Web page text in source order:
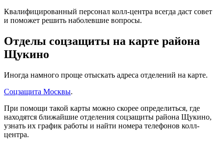
Квалифицированный персонал колл-центра всегда даст совет
и поможет решить наболевшие вопросы.
Отделы соцзащиты на карте района
Щукино
Иногда намного проще отыскать адреса отделений на карте.
Соцзащита Москвы.
При помощи такой карты можно скорее определиться, где
находятся ближайшие отделения соцзащиты района Щукино,
узнать их график работы и найти номера телефонов колл-
центра.